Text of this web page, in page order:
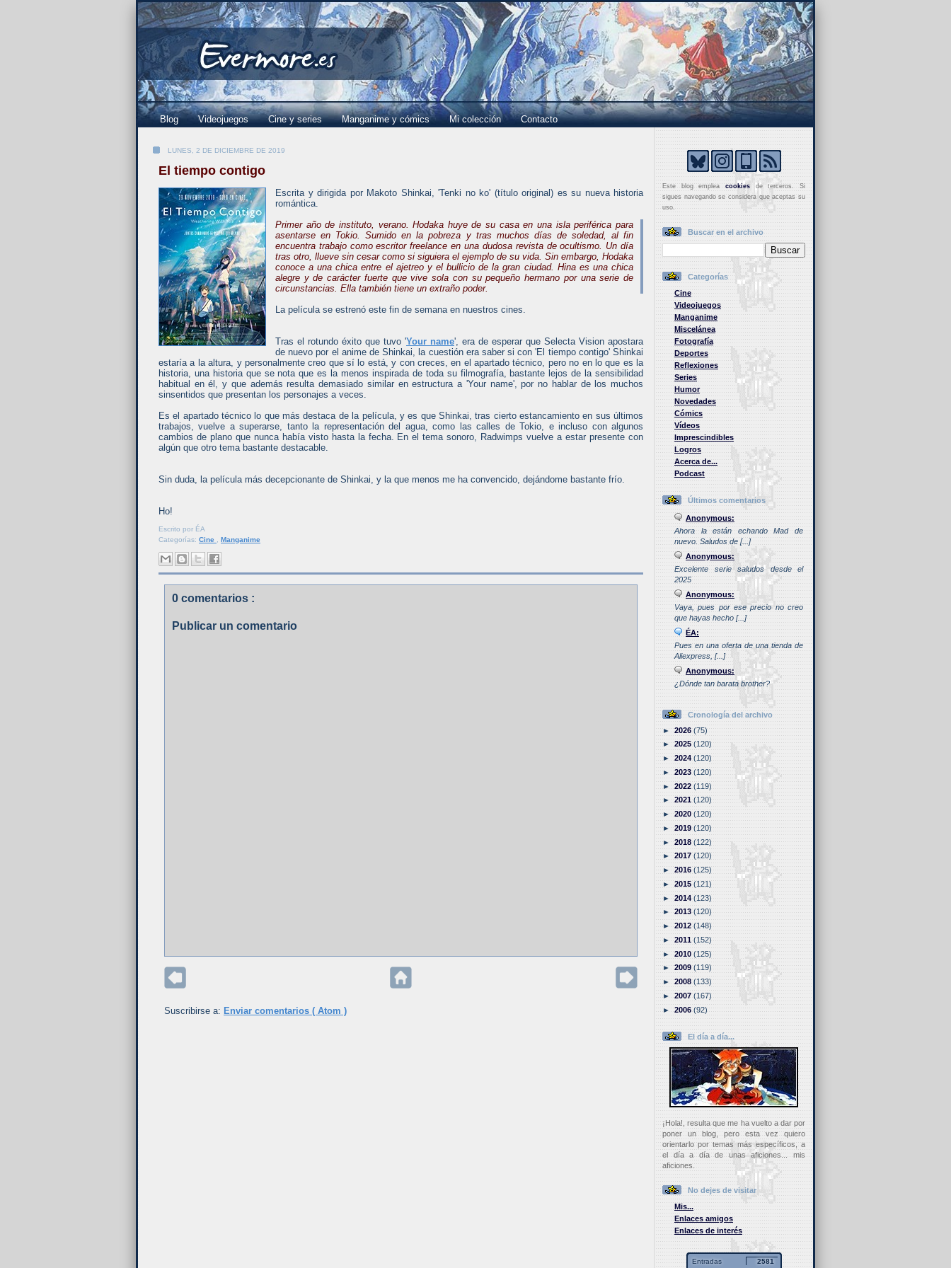
Blog Videojuegos Cine y series Manganime y cómics Mi colección Contacto
LUNES, 2 DE DICIEMBRE DE 2019
El tiempo contigo
Escrita y dirigida por Makoto Shinkai, 'Tenki no ko' (título original) es su nueva historia
romántica.
Primer año de instituto, verano. Hodaka huye de su casa en una isla periférica para
asentarse en Tokio. Sumido en la pobreza y tras muchos días de soledad, al fin
encuentra trabajo como escritor freelance en una dudosa revista de ocultismo. Un día
tras otro, llueve sin cesar como si siguiera el ejemplo de su vida. Sin embargo, Hodaka
conoce a una chica entre el ajetreo y el bullicio de la gran ciudad. Hina es una chica
alegre y de carácter fuerte que vive sola con su pequeño hermano por una serie de
circunstancias. Ella también tiene un extraño poder.
La película se estrenó este fin de semana en nuestros cines.
Tras el rotundo éxito que tuvo 'Your name', era de esperar que Selecta Vision apostara
de nuevo por el anime de Shinkai, la cuestión era saber si con 'El tiempo contigo' Shinkai
estaría a la altura, y personalmente creo que sí lo está, y con creces, en el apartado técnico, pero no en lo que es la
historia, una historia que se nota que es la menos inspirada de toda su filmografía, bastante lejos de la sensibilidad
habitual en él, y que además resulta demasiado similar en estructura a 'Your name', por no hablar de los muchos
sinsentidos que presentan los personajes a veces.
Es el apartado técnico lo que más destaca de la película, y es que Shinkai, tras cierto estancamiento en sus últimos
trabajos, vuelve a superarse, tanto la representación del agua, como las calles de Tokio, e incluso con algunos
cambios de plano que nunca había visto hasta la fecha. En el tema sonoro, Radwimps vuelve a estar presente con
algún que otro tema bastante destacable.
Sin duda, la película más decepcionante de Shinkai, y la que menos me ha convencido, dejándome bastante frío.
Ho!
Escrito por ÉA
Categorías: Cine Manganime
0 comentarios :
Publicar un comentario
Suscribirse a: Enviar comentarios ( Atom )
Este blog empleacookies de terceros. Si
sigues navegando se considera que aceptas su
uso.
Buscar en el archivo
Categorías
Cine
Videojuegos
Manganime
Miscelánea
Fotografía
Deportes
Reflexiones
Series
Humor
Novedades
Cómics
Vídeos
Imprescindibles
Logros
Acerca de...
Podcast
Últimos comentarios
Anonymous:
Ahora la están echando Mad de
nuevo. Saludos de [...]
Anonymous:
Excelente serie saludos desde el
2025
Anonymous:
Vaya, pues por ese precio no creo
que hayas hecho [...]
ÉA:
Pues en una oferta de una tienda de
Aliexpress, [...]
Anonymous:
¿Dónde tan barata brother?
Cronología del archivo
►2026(75)
►2025(120)
►2024(120)
►2023(120)
►2022(119)
►2021(120)
►2020(120)
►2019(120)
►2018(122)
►2017(120)
►2016(125)
►2015(121)
►2014(123)
►2013(120)
►2012(148)
►2011(152)
►2010(125)
►2009(119)
►2008(133)
►2007(167)
►2006(92)
El día a día...
¡Hola!, resulta que me ha vuelto a dar por
poner un blog, pero esta vez quiero
orientarlo por temas más específicos, a
el día a día de unas aficiones... mis
aficiones.
No dejes de visitar
Mis...
Enlaces amigos
Enlaces de interés
Entradas 2581